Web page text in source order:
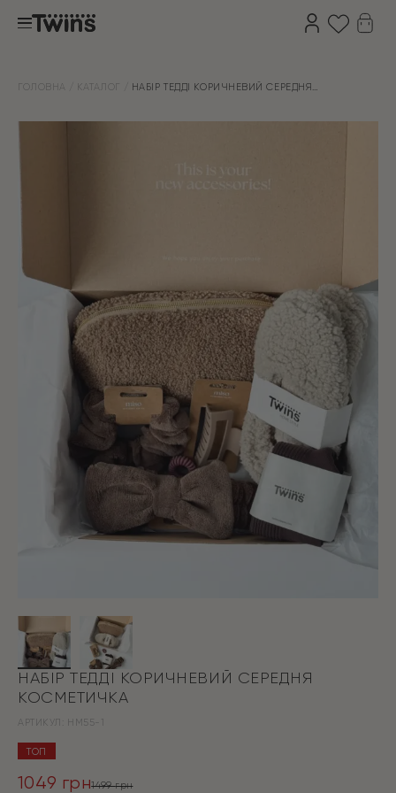
ГОЛОВНА КАТАЛОГ
НАБІР ТЕДДІ КОРИЧНЕВИЙ СЕРЕДНЯ
НАБІР ТЕДДІ КОРИЧНЕВИЙ СЕРЕДНЯ
КОСМЕТИЧКА
АРТИКУЛ: HM55-1
ТОП
1499грн
1049 грн